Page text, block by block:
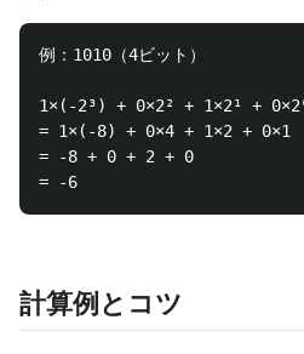
例：1010（4ビット）
1×(-2³) + 0×2² + 1×2¹ +
= 1×(-8) + 0×4 + 1×2 + 0×1
= -8 + 0 + 2 + 0
計算例とコツ